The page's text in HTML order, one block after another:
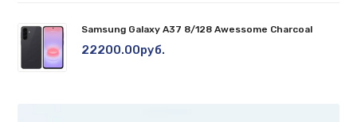
Samsung Galaxy A37 8/128 Awessome Charcoal
22200.00руб.